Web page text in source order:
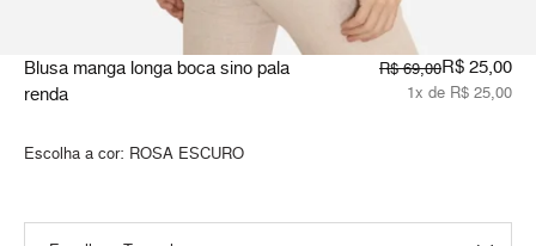
Blusa manga longa boca sino pala
renda
R$ 69,00R$ 25,00
1x de R$ 25,00
Escolha a cor: ROSA ESCURO